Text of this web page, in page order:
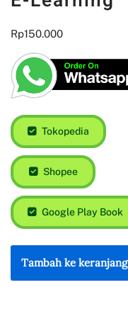
Rp150.000
Tokopedia
Shopee
Google Play Book
Tambah ke keranjang